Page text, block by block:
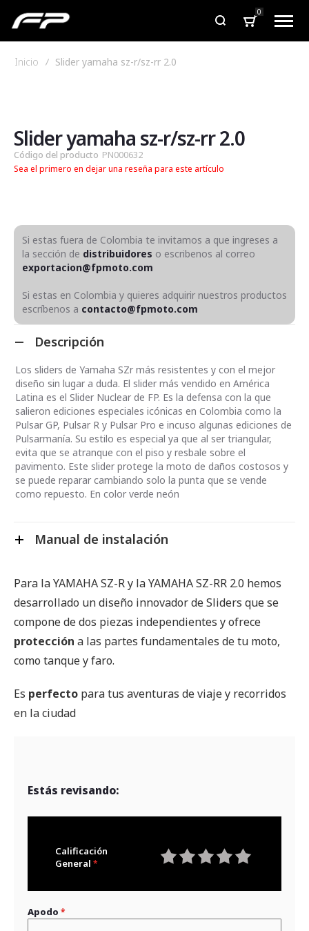
0
Inicio Slider yamaha sz-r/sz-rr 2.0
de
la
galería
de
de
la
galería
de
Slider yamaha sz-r/sz-rr 2.0
Código del producto PN000632
Sea el primero en dejar una reseña para este artículo
Si estas fuera de Colombia te invitamos a que ingreses a
la sección de distribuidores o escribenos al correo
exportacion@fpmoto.com
Si estas en Colombia y quieres adquirir nuestros productos
escríbenos a contacto@fpmoto.com
Descripción
Los sliders de Yamaha SZr más resistentes y con el mejor
diseño sin lugar a duda. El slider más vendido en América
Latina es el Slider Nuclear de FP. Es la defensa con la que
salieron ediciones especiales icónicas en Colombia como la
Pulsar GP, Pulsar R y Pulsar Pro e incuso algunas ediciones de
Pulsarmanía. Su estilo es especial ya que al ser triangular,
evita que se atranque con el piso y resbale sobre el
pavimento. Este slider protege la moto de daños costosos y
se puede reparar cambiando solo la punta que se vende
como repuesto. En color verde neón
Manual de instalación
Para la YAMAHA SZ-R y la YAMAHA SZ-RR 2.0 hemos
desarrollado un diseño innovador de Sliders que se
compone de dos piezas independientes y ofrece
protección a las partes fundamentales de tu moto,
como tanque y faro.
Es perfecto para tus aventuras de viaje y recorridos
en la ciudad
Estás revisando:
Calificación
General
Apodo